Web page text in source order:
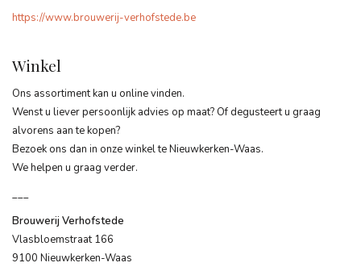
https://www.brouwerij-verhofstede.be
Winkel
Ons assortiment kan u online vinden.
Wenst u liever persoonlijk advies op maat? Of degusteert u graag
alvorens aan te kopen?
Bezoek ons dan in onze winkel te Nieuwkerken-Waas.
We helpen u graag verder.
___
Brouwerij Verhofstede
Vlasbloemstraat 166
9100 Nieuwkerken-Waas